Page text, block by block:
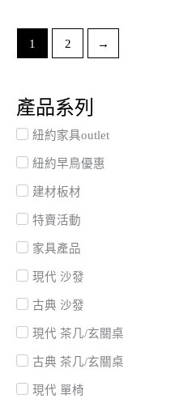
產品系列
紐約家具outlet
紐約早鳥優惠
建材板材
特賣活動
家具產品
現代 沙發
古典 沙發
現代 茶几/玄關桌
古典 茶几/玄關桌
現代 單椅
1 2 →